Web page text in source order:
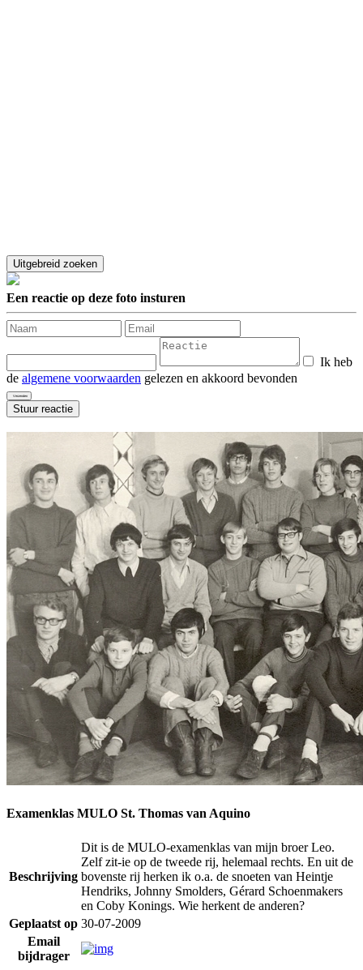
Een reactie op deze foto insturen
Ik heb
de algemene voorwaarden gelezen en akkoord bevonden
Examenklas MULO St. Thomas van Aquino
Beschrijving
Dit is de MULO-examenklas van mijn broer Leo.
Zelf zit-ie op de tweede rij, helemaal rechts. En uit de
bovenste rij herken ik o.a. de snoeten van Heintje
Hendriks, Johnny Smolders, Gérard Schoenmakers
en Coby Konings. Wie herkent de anderen?
Geplaatst op 30-07-2009
Email
bijdrager